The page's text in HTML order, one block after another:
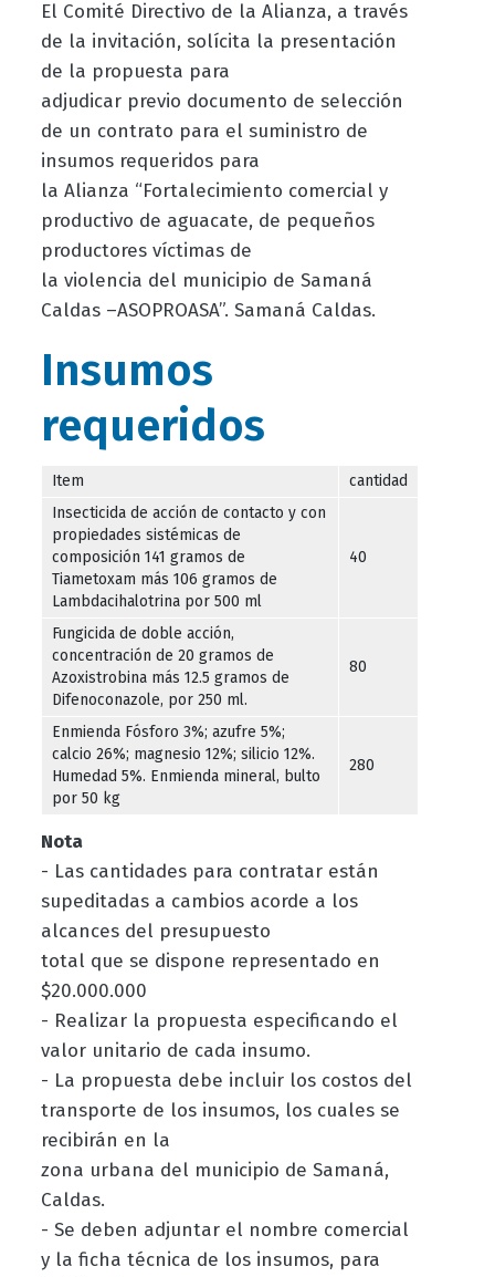
El Comité Directivo de la Alianza, a través
de la invitación, solícita la presentación
de la propuesta para
adjudicar previo documento de selección
de un contrato para el suministro de
insumos requeridos para
la Alianza “Fortalecimiento comercial y
productivo de aguacate, de pequeños
productores víctimas de
la violencia del municipio de Samaná
Caldas –ASOPROASA”. Samaná Caldas.
Insumos
requeridos
Item
cantidad
Insecticida de acción de contacto y con
propiedades sistémicas de
composición 141 gramos de
Tiametoxam más 106 gramos de
Lambdacihalotrina por 500 ml
40
Fungicida de doble acción,
concentración de 20 gramos de
Azoxistrobina más 12.5 gramos de
Difenoconazole, por 250 ml.
80
Enmienda Fósforo 3%; azufre 5%;
calcio 26%; magnesio 12%; silicio 12%.
Humedad 5%. Enmienda mineral, bulto
por 50 kg
280
Nota
- Las cantidades para contratar están
supeditadas a cambios acorde a los
alcances del presupuesto
total que se dispone representado en
$20.000.000
- Realizar la propuesta especificando el
valor unitario de cada insumo.
- La propuesta debe incluir los costos del
transporte de los insumos, los cuales se
recibirán en la
zona urbana del municipio de Samaná,
Caldas.
- Se deben adjuntar el nombre comercial
y la ficha técnica de los insumos, para